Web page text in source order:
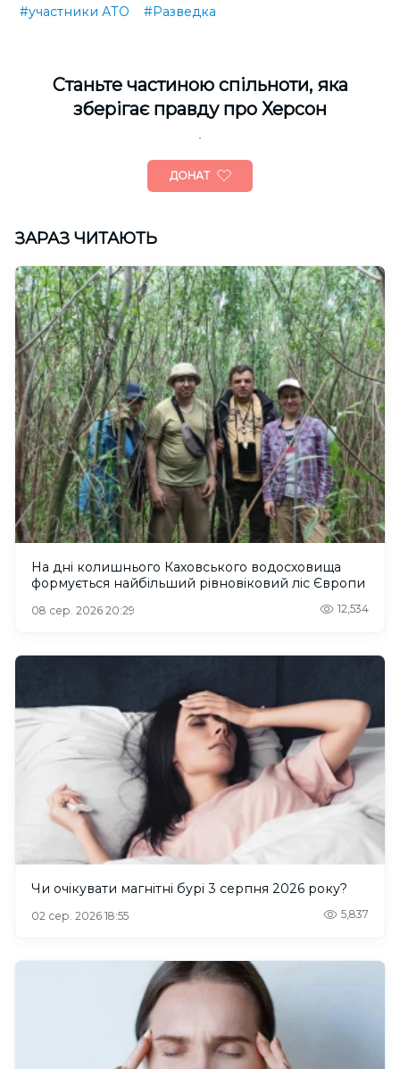
#участники АТО #Разведка
Cтаньте частиною спільноти, яка
зберігає правду про Херсон
ДОНАТ
ЗАРАЗ ЧИТАЮТЬ
На дні колишнього Каховського водосховища
формується найбільший рівновіковий ліс Європи
08 сер. 2026 20:29 12,534
Чи очікувати магнітні бурі 3 серпня 2026 року?
02 сер. 2026 18:55 5,837